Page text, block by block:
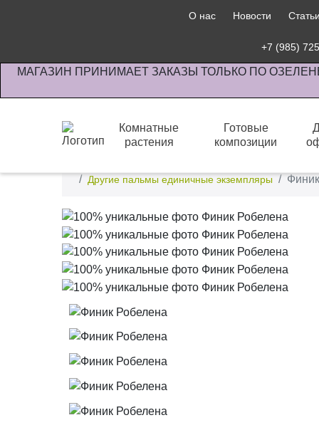
О нас Новости Статьи
+7 (985)
МАГАЗИН ПРИНИМАЕТ ЗАКАЗЫ ТОЛЬКО ПО
Комнатные
растения
Готовые
композиции
Другие пальмы единичные экземпляры